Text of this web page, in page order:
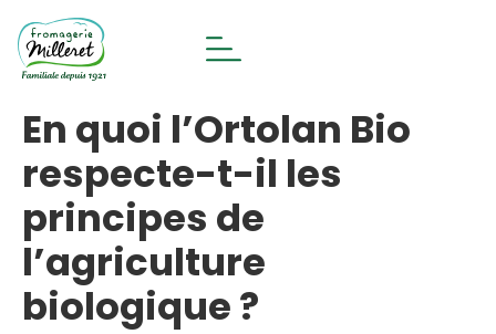
En quoi l’Ortolan Bio
respecte-t-il les
principes de
l’agriculture
biologique ?